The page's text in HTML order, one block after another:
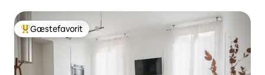
Bedste gæstefavorit
Gæstefavorit